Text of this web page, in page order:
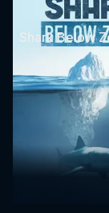
Shark Below